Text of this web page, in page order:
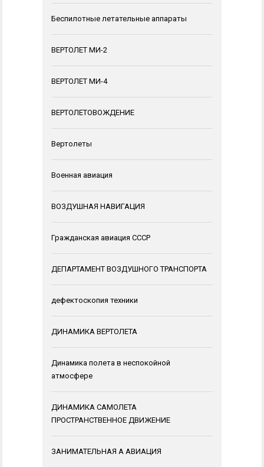
Беспилотные летательные аппараты
ВЕРТОЛЕТ МИ-2
ВЕРТОЛЕТ МИ-4
ВЕРТОЛЕТОВОЖДЕНИЕ
Вертолеты
Военная авиация
ВОЗДУШНАЯ НАВИГАЦИЯ
Гражданская авиация СССР
ДЕПАРТАМЕНТ ВОЗДУШНОГО ТРАНСПОРТА
дефектоскопия техники
ДИНАМИКА ВЕРТОЛЕТА
Динамика полета в неспокойной
атмосфере
ДИНАМИКА САМОЛЕТА
ПРОСТРАНСТВЕННОЕ ДВИЖЕНИЕ
ЗАНИМАТЕЛЬНАЯ А АВИАЦИЯ